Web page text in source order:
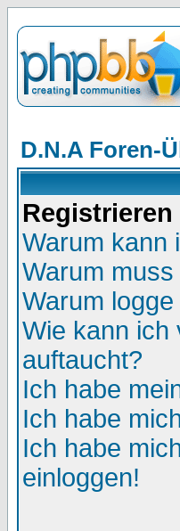
D.N.A Foren-
Warum kann
Warum
Warum
Wie kann ich
auftaucht?
Ich habe
Ich habe
Ich habe
einloggen!